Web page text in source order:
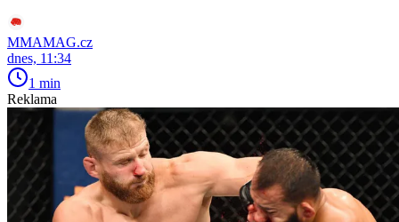
MMAMAG.cz
dnes, 11:34
1 min
Reklama